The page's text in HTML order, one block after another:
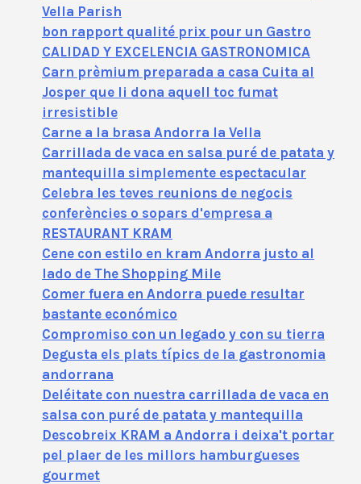
Vella Parish
bon rapport qualité prix pour un Gastro
CALIDAD Y EXCELENCIA GASTRONOMICA
Carn prèmium preparada a casa Cuita al
Josper que li dona aquell toc fumat
irresistible
Carne a la brasa Andorra la Vella
Carrillada de vaca en salsa puré de patata y
mantequilla simplemente espectacular
Celebra les teves reunions de negocis
conferències o sopars d'empresa a
RESTAURANT KRAM
Cene con estilo en kram Andorra justo al
lado de The Shopping Mile
Comer fuera en Andorra puede resultar
bastante económico
Compromiso con un legado y con su tierra
Degusta els plats típics de la gastronomia
andorrana
Deléitate con nuestra carrillada de vaca en
salsa con puré de patata y mantequilla
Descobreix KRAM a Andorra i deixa't portar
pel plaer de les millors hamburgueses
gourmet